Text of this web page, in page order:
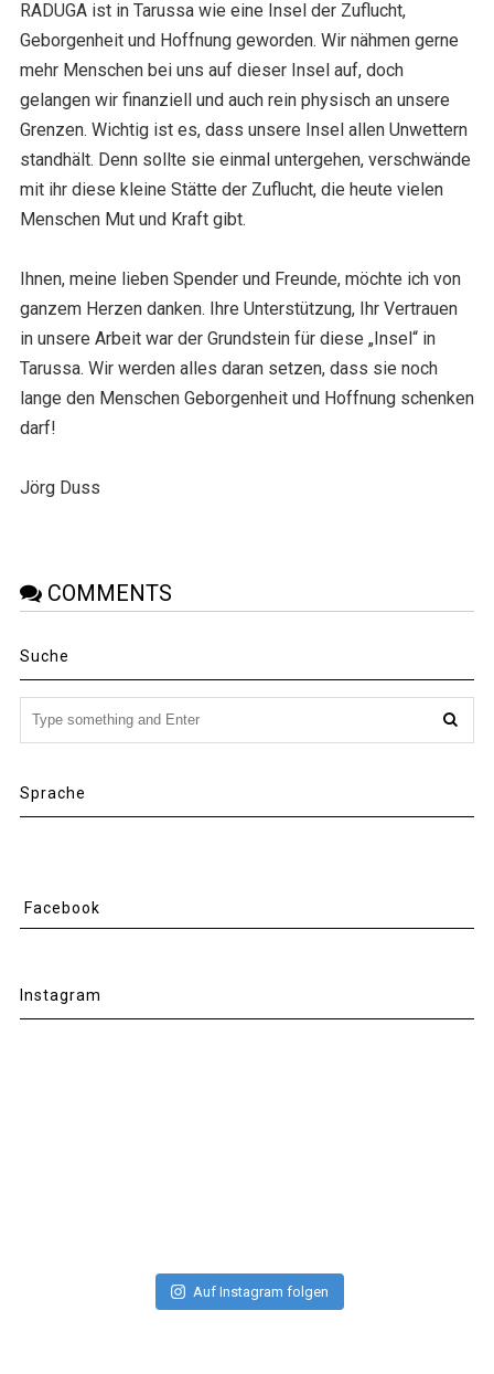
RADUGA ist in Tarussa wie eine Insel der Zuflucht,
Geborgenheit und Hoffnung geworden. Wir nähmen gerne
mehr Menschen bei uns auf dieser Insel auf, doch
gelangen wir finanziell und auch rein physisch an unsere
Grenzen. Wichtig ist es, dass unsere Insel allen Unwettern
standhält. Denn sollte sie einmal untergehen, verschwände
mit ihr diese kleine Stätte der Zuflucht, die heute vielen
Menschen Mut und Kraft gibt.
Ihnen, meine lieben Spender und Freunde, möchte ich von
ganzem Herzen danken. Ihre Unterstützung, Ihr Vertrauen
in unsere Arbeit war der Grundstein für diese „Insel“ in
Tarussa. Wir werden alles daran setzen, dass sie noch
lange den Menschen Geborgenheit und Hoffnung schenken
darf!
Jörg Duss
COMMENTS
Suche
Sprache
Facebook
Instagram
Auf Instagram folgen